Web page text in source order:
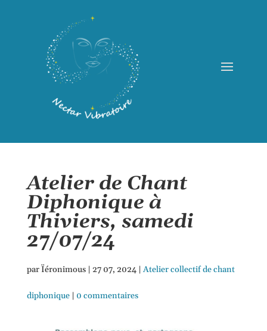
Atelier de Chant
Diphonique à
Thiviers, samedi
27/07/24
parÏéronimous| 27 07, 2024| Atelier collectif de chant
diphonique| 0 commentaires